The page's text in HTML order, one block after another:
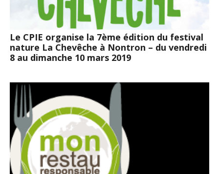
Le CPIE organise la 7ème édition du festival
nature La Chevêche à Nontron – du vendredi
8 au dimanche 10 mars 2019